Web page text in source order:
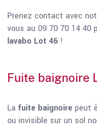
Prenez contact avec
vous au 09 70 70 14 40
lavabo Lot 46 !
Fuite baignoire
La fuite baignoire peut
ou invisible sur un sol